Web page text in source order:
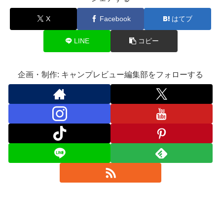
X Facebook はてブ
LINE コピー
企画・制作: キャンプレビュー編集部をフォローする